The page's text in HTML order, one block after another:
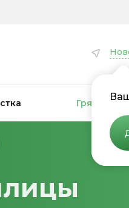
Грядки